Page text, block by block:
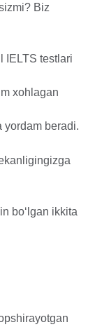
Biz
IELTS testlari
xohlagan
beradi.
bo‘lgan ikkita